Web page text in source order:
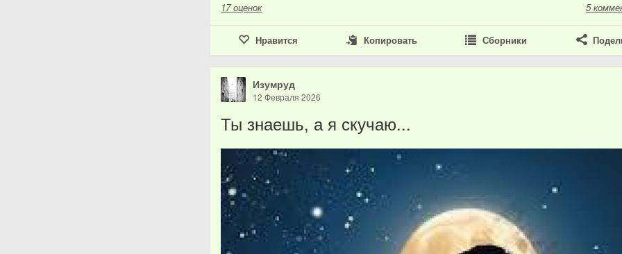
17 оценок 5
Нравится Копировать Сборники
Изумруд
12 Февраля 2026
Ты знаешь, а я скучаю...